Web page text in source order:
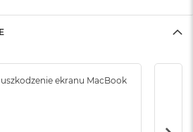
ekranu MacBook